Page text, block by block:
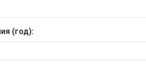
(год):